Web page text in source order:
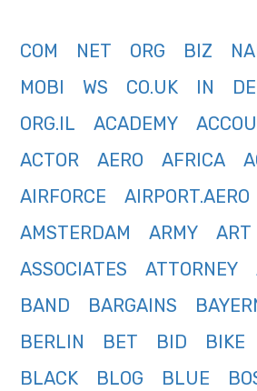
COM NET ORG BIZ
MOBI
WS CO.UK IN DE
ORG.IL
ACADEMY
ACTOR
AERO AFRICA
AIRFORCE
AIRPORT.AERO
AMSTERDAM
ARMY ART
ASSOCIATES
ATTORNEY
BAND
BARGAINS
BERLIN
BET BID BIKE
BLACK
BLOG BLUE